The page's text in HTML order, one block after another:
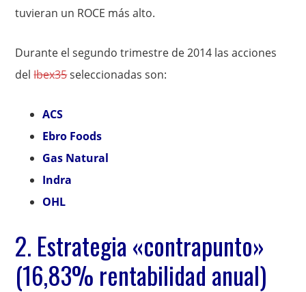
tuvieran un ROCE más alto.
Durante el segundo trimestre de 2014 las acciones
delIbex35seleccionadas son:
ACS
Ebro Foods
Gas Natural
Indra
OHL
2. Estrategia «contrapunto»
(16,83% rentabilidad anual)